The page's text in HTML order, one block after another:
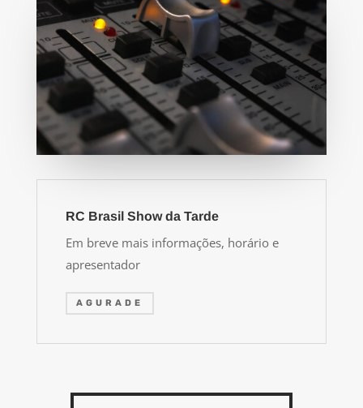
RC Brasil Show da Tarde
Em breve mais informações, horário e
apresentador
AGURADE